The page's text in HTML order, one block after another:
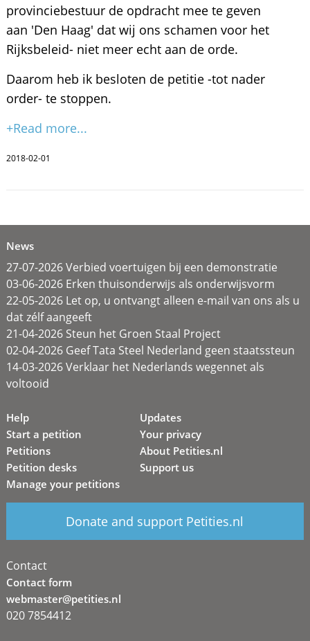
provinciebestuur de opdracht mee te geven
aan 'Den Haag' dat wij ons schamen voor het
Rijksbeleid- niet meer echt aan de orde.
Daarom heb ik besloten de petitie -tot nader
order- te stoppen.
+Read more...
2018-02-01
News
27-07-2026 Verbied voertuigen bij een demonstratie
03-06-2026 Erken thuisonderwijs als onderwijsvorm
22-05-2026 Let op, u ontvangt alleen e-mail van ons als u
dat zélf aangeeft
21-04-2026 Steun het Groen Staal Project
02-04-2026 Geef Tata Steel Nederland geen staatssteun
14-03-2026 Verklaar het Nederlands wegennet als
voltooid
Help
Start a petition
Petitions
Petition desks
Manage your petitions
Updates
Your privacy
About Petities.nl
Support us
Donate and support Petities.nl
Contact
Contact form
webmaster@petities.nl
020 7854412